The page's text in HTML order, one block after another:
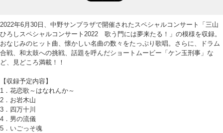
2022年6月30日、中野サンプラザで開催されたスペシャルコンサート「三山
ひろしスペシャルコンサート2022 歌う門には夢来たる！」の模様を収録。
おなじみのヒット曲、懐かしい名曲の数々をたっぷり歌唱。さらに、ドラム
合戦、和太鼓への挑戦、話題を呼んだショートムービー「ケン玉刑事」な
ど、見どころ満載！！
【収録予定内容】
1．花恋歌～はなれんか～
2．お岩木山
3．四万十川
4．男の流儀
5．いごっそ魂